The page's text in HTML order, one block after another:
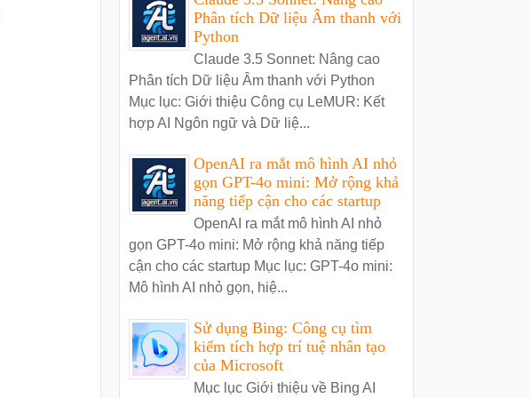
Phân tích Dữ liệu Âm thanh với
Python
Claude 3.5 Sonnet: Nâng cao
Phân tích Dữ liệu Âm thanh với Python
Mục lục: Giới thiệu Công cụ LeMUR: Kết
hợp AI Ngôn ngữ và Dữ liệ...
OpenAI ra mắt mô hình AI nhỏ
gọn GPT-4o mini: Mở rộng khả
năng tiếp cận cho các startup
OpenAI ra mắt mô hình AI nhỏ
gọn GPT-4o mini: Mở rộng khả năng tiếp
cận cho các startup Mục lục: GPT-4o mini:
Mô hình AI nhỏ gọn, hiệ...
Sử dụng Bing: Công cụ tìm
kiếm tích hợp trí tuệ nhân tạo
của Microsoft
Mục lục Giới thiệu về Bing AI